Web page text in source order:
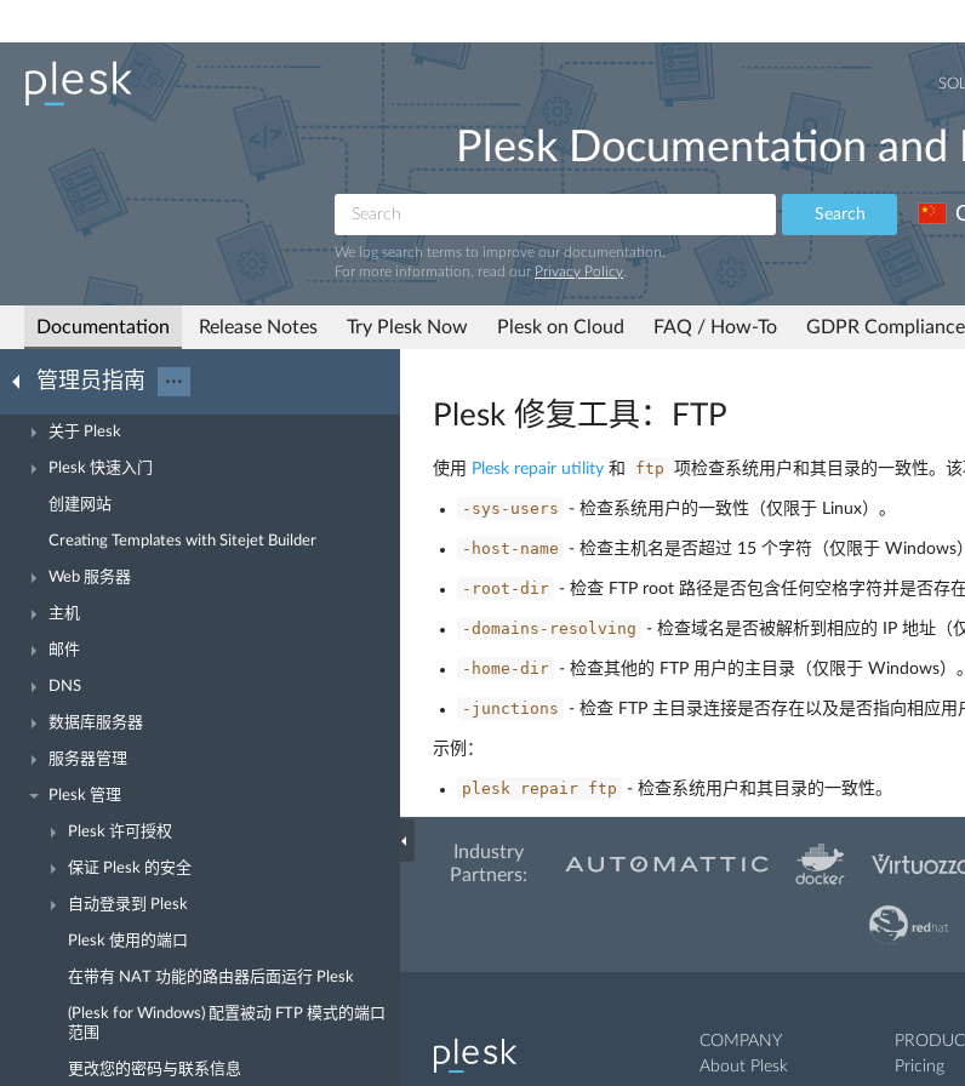
Plesk Documentation and
Search
We log search terms to improve our documentation.
For more information, read our Privacy Policy
Documentation Release Notes Try Plesk Now Plesk on Cloud FAQ / How-To GDPR Compliance
管理员指南 ···
关于 Plesk
Plesk 快速入门
创建网站
Creating Templates with Sitejet Builder
Web 服务器
主机
邮件
DNS
数据库服务器
服务器管理
Plesk 管理
Plesk 许可授权
保证 Plesk 的安全
自动登录到 Plesk
Plesk 使用的端口
在带有 NAT 功能的路由器后面运行 Plesk
(Plesk for Windows) 配置被动 FTP 模式的端口
范围
更改您的密码与联系信息
Plesk 修复工具：FTP
使用 Plesk repair utility 和 ftp 项检查系统用户和其目录的一致性。该
-sys-users - 检查系统用户的一致性（仅限于 Linux）。
-host-name - 检查主机名是否超过 15 个字符（仅限于 Windows
-root-dir - 检查 FTP root 路径是否包含任何空格字符并是否存
-domains-resolving - 检查域名是否被解析到相应的 IP 地址（
-home-dir - 检查其他的 FTP 用户的主目录（仅限于 Windows）。
-junctions - 检查 FTP 主目录连接是否存在以及是否指向相应用
示例：
plesk repair ftp - 检查系统用户和其目录的一致性。
Industry
Partners:
COMPANY
About Plesk
PRODUCT
Pricing